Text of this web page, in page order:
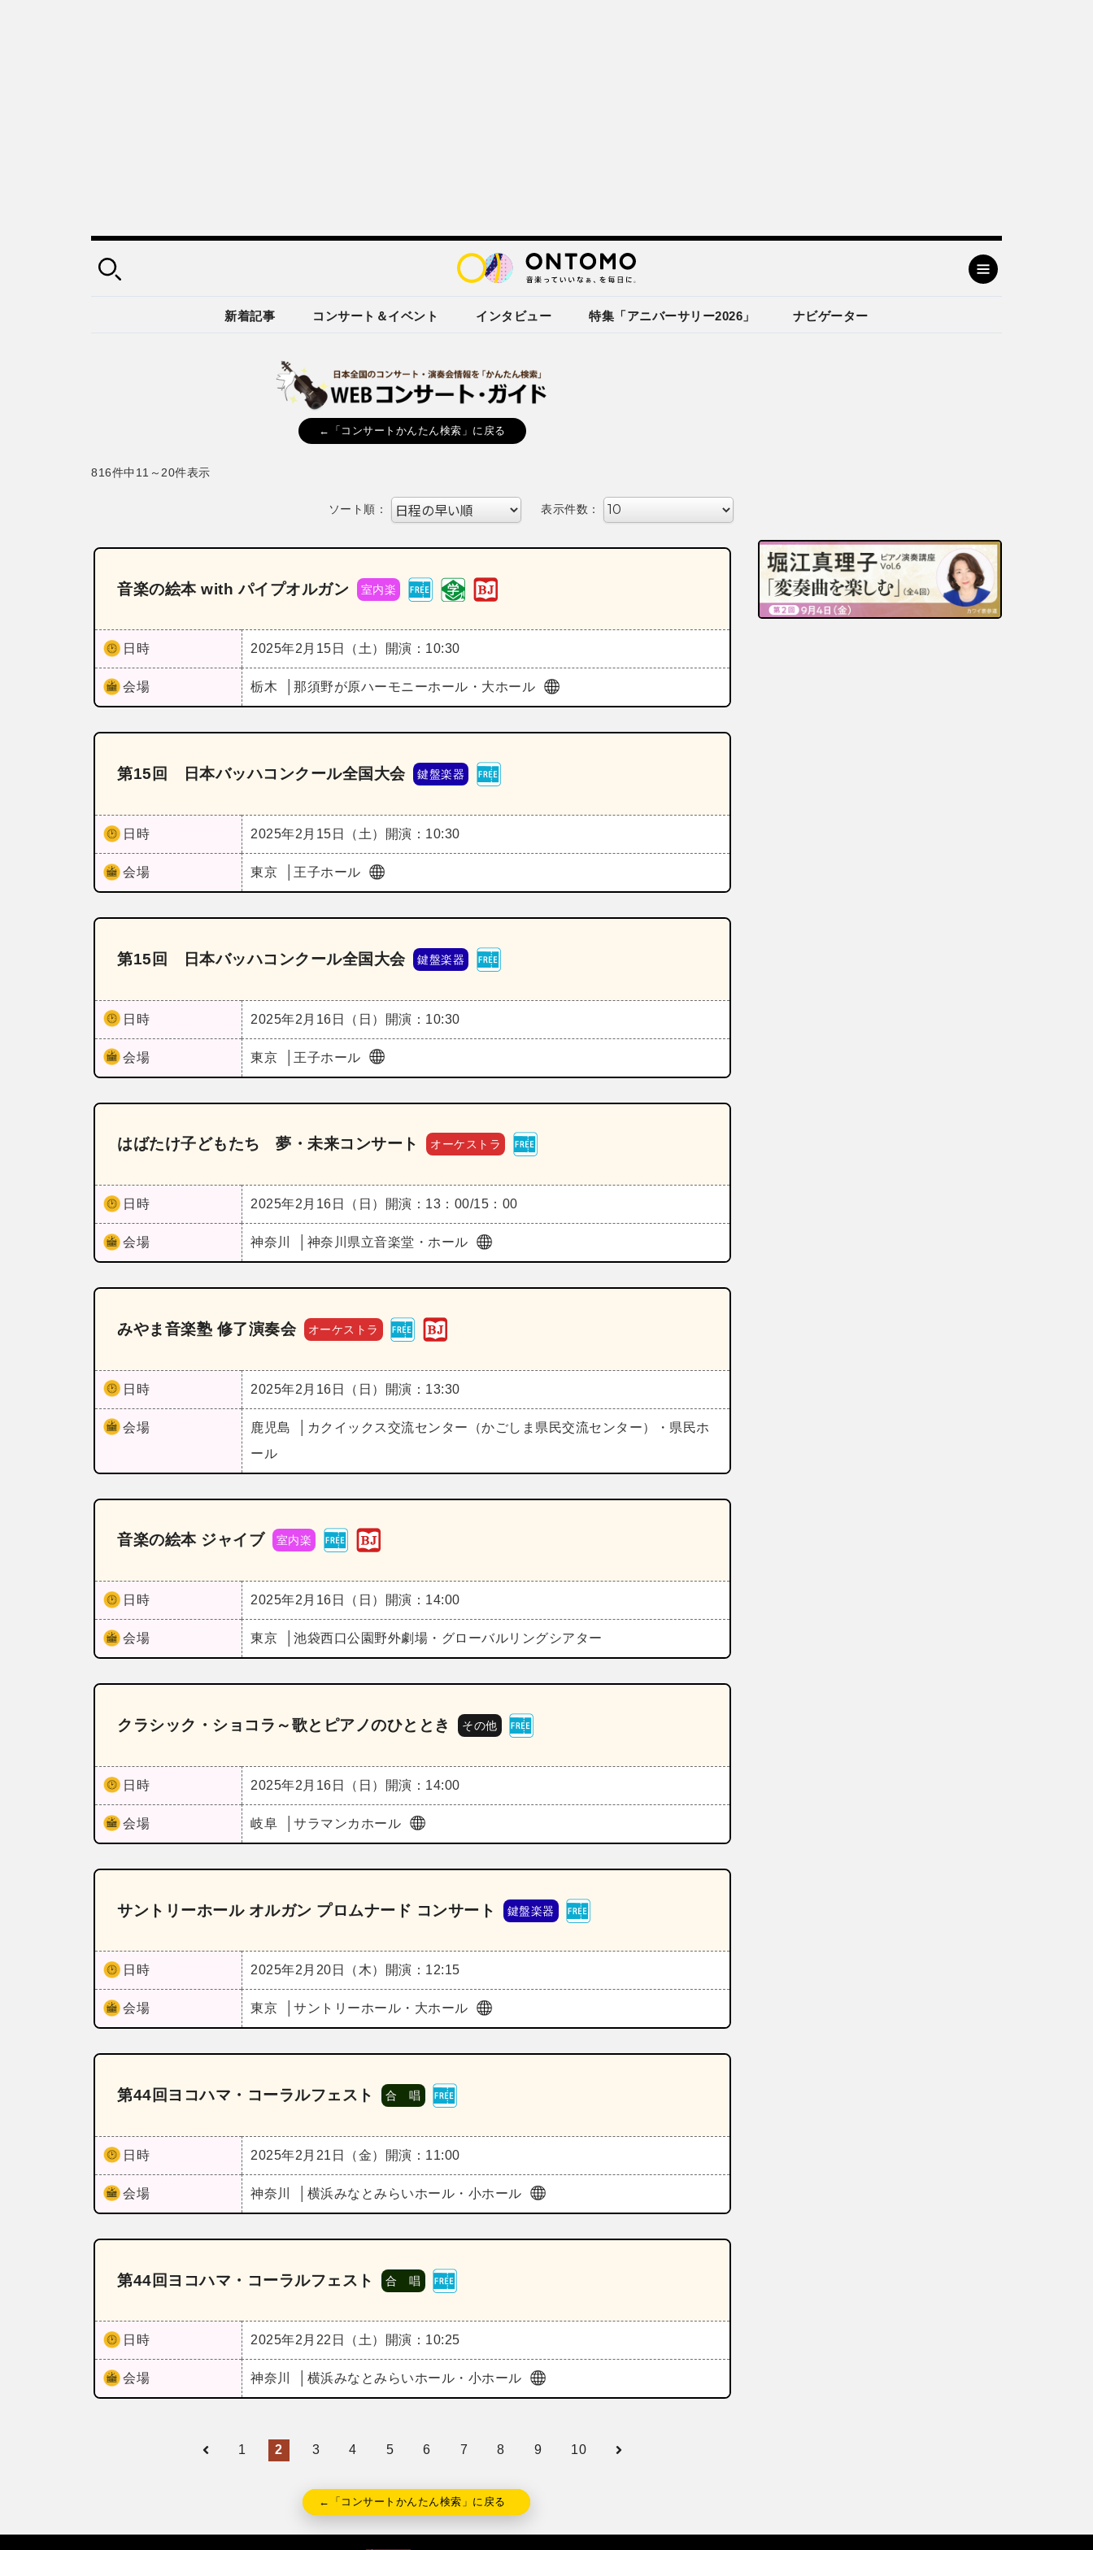
新着記事 コンサート＆イベント インタビュー 特集「アニバーサリー2026」 ナビゲーター
←「コンサートかんたん検索」に戻る
816件中11～20件表示
ソート順： 表示件数：
音楽の絵本 with パイプオルガン 室内楽
日時 2025年2月15日（土） 開演：10:30
会場 栃木 那須野が原ハーモニーホール・大ホール
第15回 日本バッハコンクール全国大会 鍵盤楽器
日時 2025年2月15日（土） 開演：10:30
会場 東京 王子ホール
第15回 日本バッハコンクール全国大会 鍵盤楽器
日時 2025年2月16日（日） 開演：10:30
会場 東京 王子ホール
はばたけ子どもたち 夢・未来コンサート オーケストラ
日時 2025年2月16日（日） 開演：13：00/15：00
会場 神奈川 神奈川県立音楽堂・ホール
みやま音楽塾 修了演奏会 オーケストラ
日時 2025年2月16日（日） 開演：13:30
会場 鹿児島
カクイックス交流センター（かごしま県民交流センター）・県民ホ
ール
音楽の絵本 ジャイブ 室内楽
日時 2025年2月16日（日） 開演：14:00
会場 東京 池袋西口公園野外劇場・グローバルリングシアター
クラシック・ショコラ～歌とピアノのひととき その他
日時 2025年2月16日（日） 開演：14:00
会場 岐阜 サラマンカホール
サントリーホール オルガン プロムナード コンサート 鍵盤楽器
日時 2025年2月20日（木） 開演：12:15
会場 東京 サントリーホール・大ホール
第44回ヨコハマ・コーラルフェスト 合 唱
日時 2025年2月21日（金） 開演：11:00
会場 神奈川 横浜みなとみらいホール・小ホール
第44回ヨコハマ・コーラルフェスト 合 唱
日時 2025年2月22日（土） 開演：10:25
会場 神奈川 横浜みなとみらいホール・小ホール
1 2 3 4 5 6 7 8 9 10
←「コンサートかんたん検索」に戻る